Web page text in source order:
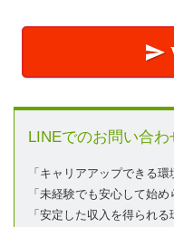

LINEでのお問い合
「キャリアアップできる環
「未経験でも安心して始
「安定した収入を得られ